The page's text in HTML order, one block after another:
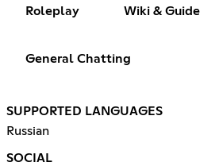
Roleplay Wiki & Guide
General Chatting
SUPPORTED LANGUAGES
Russian
SOCIAL